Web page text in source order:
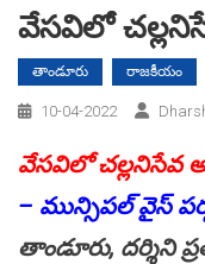
వేసవిలో
తాండూరు రాజకీయం
10-04-2022
వేసవిలో చల్లనిసేవ
– మున్సిపల్ వైస్
తాండూరు, ద‌ర్శిని